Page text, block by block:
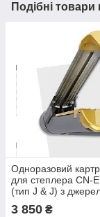
Подібні товари
Одноразовий
для степлера CN-
(тип J & J) з
світла, 2,0мм/
3 850 ₴